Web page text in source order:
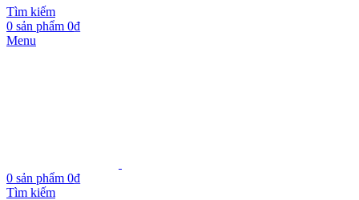
Tìm kiếm
0 sản phẩm 0₫
Menu
0 sản phẩm 0₫
Tìm kiếm